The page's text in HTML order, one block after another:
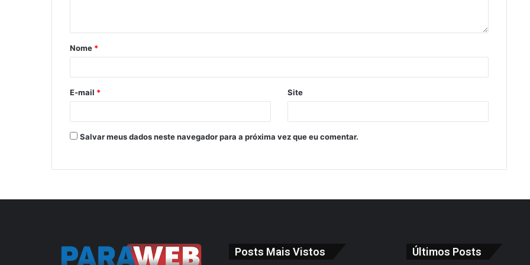
Nome *
E-mail * Site
Salvar meus dados neste navegador para a próxima vez que eu comentar.
Posts Mais Vistos Últimos Posts